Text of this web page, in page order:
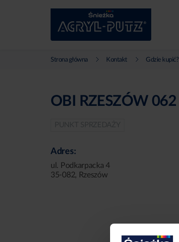
Strona główna Kontakt Gdzie kupić?
OBI RZESZÓW 062
Adres:
ul. Podkarpacka 4
35-082, Rzeszów